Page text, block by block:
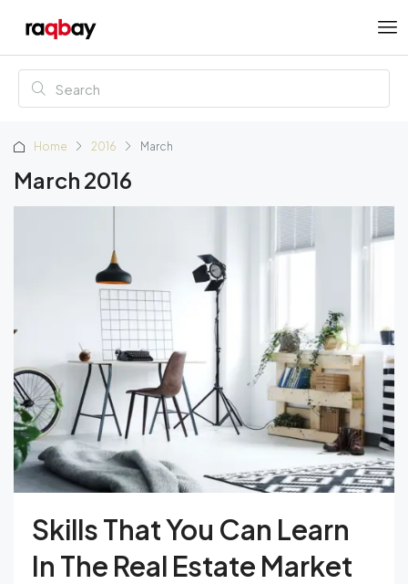
Home 2016 March
March 2016
Skills That You Can Learn
In The Real Estate Market